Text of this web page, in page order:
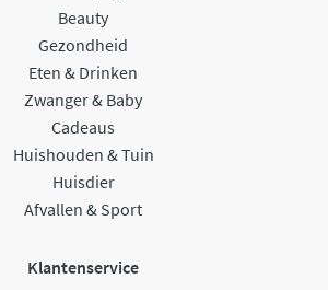
Beauty
Gezondheid
Eten & Drinken
Zwanger & Baby
Cadeaus
Huishouden & Tuin
Huisdier
Afvallen & Sport
Klantenservice